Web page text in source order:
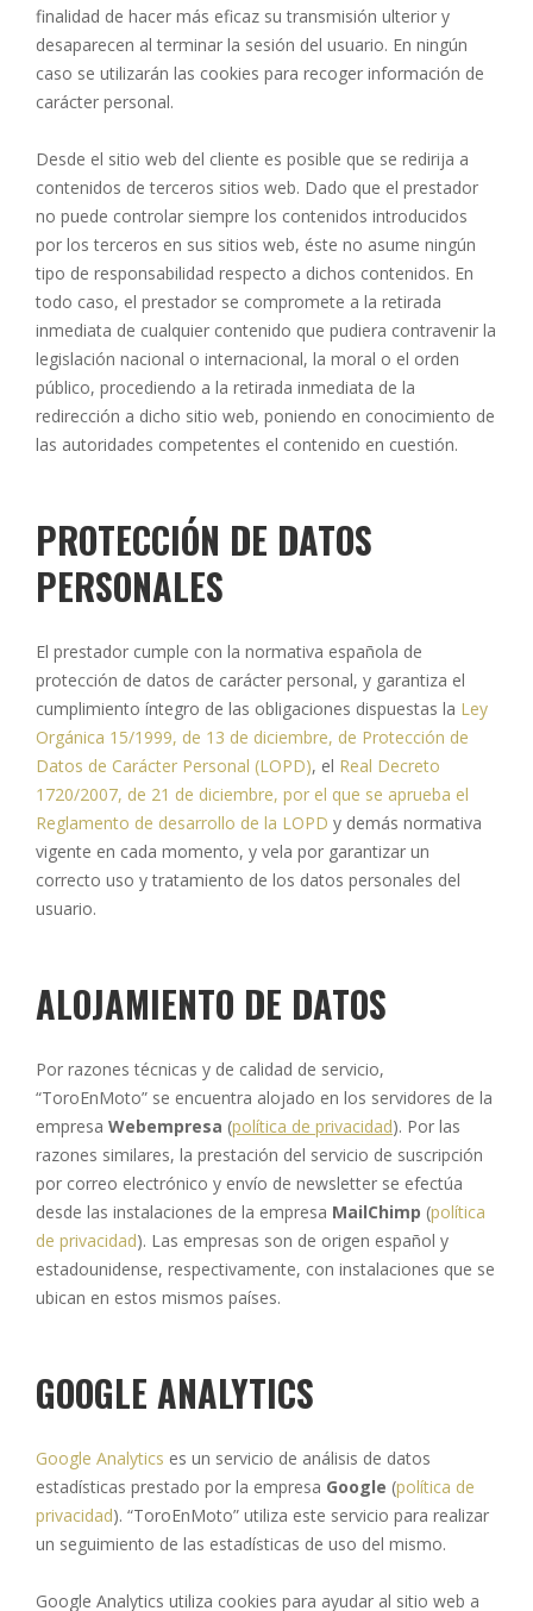
finalidad de hacer más eficaz su transmisión ulterior y
desaparecen al terminar la sesión del usuario. En ningún
caso se utilizarán las cookies para recoger información de
carácter personal.
Desde el sitio web del cliente es posible que se redirija a
contenidos de terceros sitios web. Dado que el prestador
no puede controlar siempre los contenidos introducidos
por los terceros en sus sitios web, éste no asume ningún
tipo de responsabilidad respecto a dichos contenidos. En
todo caso, el prestador se compromete a la retirada
inmediata de cualquier contenido que pudiera contravenir la
legislación nacional o internacional, la moral o el orden
público, procediendo a la retirada inmediata de la
redirección a dicho sitio web, poniendo en conocimiento de
las autoridades competentes el contenido en cuestión.
PROTECCIÓN DE DATOS
PERSONALES
El prestador cumple con la normativa española de
protección de datos de carácter personal, y garantiza el
cumplimiento íntegro de las obligaciones dispuestas la Ley
Orgánica 15/1999, de 13 de diciembre, de Protección de
Datos de Carácter Personal (LOPD), el Real Decreto
1720/2007, de 21 de diciembre, por el que se aprueba el
Reglamento de desarrollo de la LOPD y demás normativa
vigente en cada momento, y vela por garantizar un
correcto uso y tratamiento de los datos personales del
usuario.
ALOJAMIENTO DE DATOS
Por razones técnicas y de calidad de servicio,
“ToroEnMoto” se encuentra alojado en los servidores de la
empresa Webempresa (política de privacidad). Por las
razones similares, la prestación del servicio de suscripción
por correo electrónico y envío de newsletter se efectúa
desde las instalaciones de la empresa MailChimp (política
de privacidad). Las empresas son de origen español y
estadounidense, respectivamente, con instalaciones que se
ubican en estos mismos países.
GOOGLE ANALYTICS
Google Analytics es un servicio de análisis de datos
estadísticas prestado por la empresa Google (política de
privacidad). “ToroEnMoto” utiliza este servicio para realizar
un seguimiento de las estadísticas de uso del mismo.
Google Analytics utiliza cookies para ayudar al sitio web a